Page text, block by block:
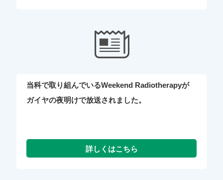
当科で取り組んでいるWeekend Radiotherapyが
ガイヤの夜明けで放送されました。